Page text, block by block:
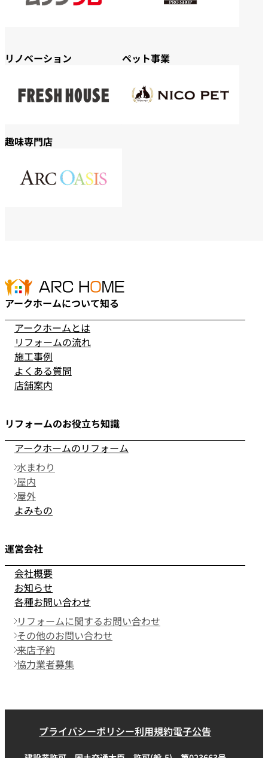
リノベーション ペット事業
趣味専門店
アークホームについて知る
アークホームとは
リフォームの流れ
施工事例
よくある質問
店舗案内
リフォームのお役立ち知識
アークホームのリフォーム
水まわり
屋内
屋外
よみもの
運営会社
会社概要
お知らせ
各種お問い合わせ
リフォームに関するお問い合わせ
その他のお問い合わせ
来店予約
協力業者募集
プライバシーポリシー利用規約電子公告